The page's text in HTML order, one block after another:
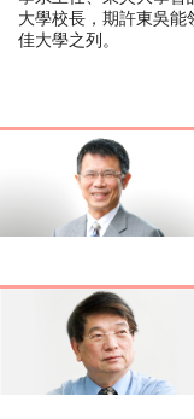
大學校長，期許東吳
佳大學之列。